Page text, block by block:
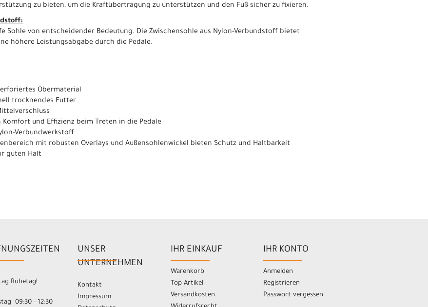
zu bieten, um die Kraftübertragung zu unterstützen und den Fuß sicher zu fixieren.
Sohle von entscheidender Bedeutung. Die Zwischensohle aus Nylon-Verbundstoff bietet
höhere Leistungsabgabe durch die Pedale.
Obermaterial
trocknendes Futter
Komfort und Effizienz beim Treten in die Pedale
Verbundwerkstoff
mit robusten Overlays und Außensohlenwickel bieten Schutz und Haltbarkeit
guten Halt
Ruhetag!
09:30 - 12:30
UNSER
UNTERNEHMEN
Kontakt
Impressum
IHR EINKAUF
Warenkorb
Top Artikel
Versandkosten
IHR KONTO
Anmelden
Registrieren
Passwort vergessen